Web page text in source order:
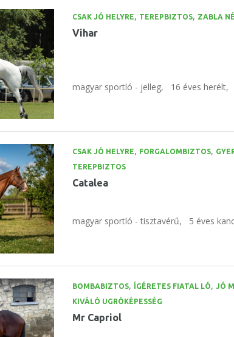
CSAK JÓ HELYRE, TEREPBIZTOS, ZABLA
Vihar
magyar sportló - jelleg, 16 éves herélt,
CSAK JÓ HELYRE, FORGALOMBIZTOS,
TEREPBIZTOS
Catalea
magyar sportló - tisztavérű, 5 éves
BOMBABIZTOS, ÍGÉRETES FIATAL LÓ, JÓ
KIVÁLÓ UGRÓKÉPESSÉG
Mr Capriol